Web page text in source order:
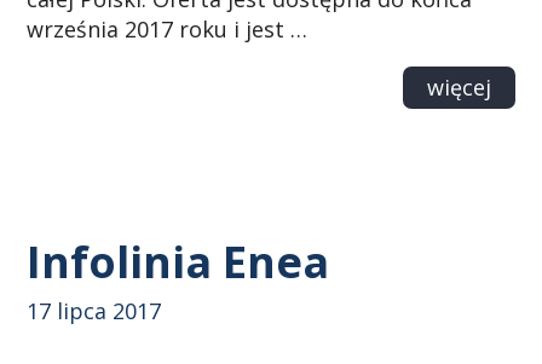
września 2017 roku i jest …
więcej
Infolinia Enea
17 lipca 2017